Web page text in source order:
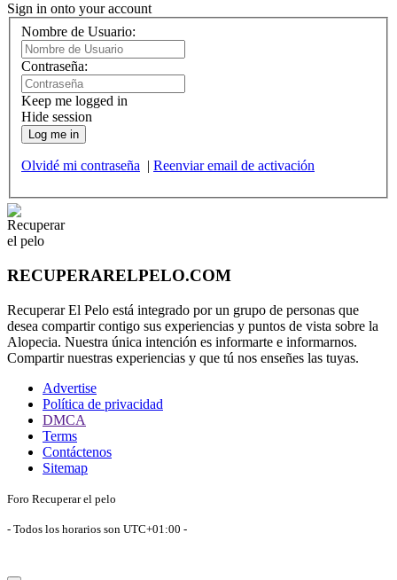
Sign in onto your account
Nombre de Usuario:
Contraseña:
Keep me logged in
Hide session
Log me in
Olvidé mi contraseña | Reenviar email de activación
RECUPERARELPELO.COM
Recuperar El Pelo está integrado por un grupo de personas que
desea compartir contigo sus experiencias y puntos de vista sobre la
Alopecia. Nuestra única intención es informarte e informarnos.
Compartir nuestras experiencias y que tú nos enseñes las tuyas.
Advertise
Política de privacidad
DMCA
Terms
Contáctenos
Sitemap
Foro Recuperar el pelo
- Todos los horarios son UTC+01:00 -